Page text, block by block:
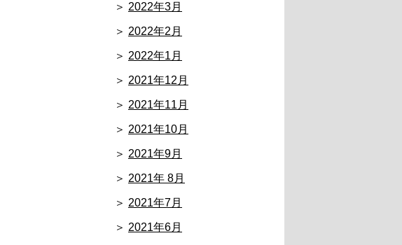
2022年3月
2022年2月
2022年1月
2021年12月
2021年11月
2021年10月
2021年9月
2021年 8月
2021年7月
2021年6月